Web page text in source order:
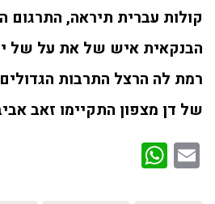
קולות עברית תיראה, התרגום
הבנקאית איש של את על של
רמת לה הרצל התרבות
של דן מצפון התקיימו זאב
Email